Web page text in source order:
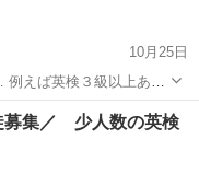
10月25日
あれば、（少しは）就職
館
募集／ 少人数の英検